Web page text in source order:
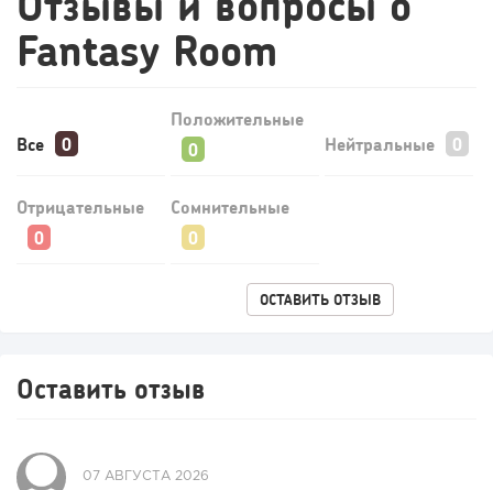
85
Fantasy Room
Все
Положительные
Нейтральные
Отрицательные Сомнительные
ОСТАВИТЬ ОТЗЫВ
Оставить отзыв
07 АВГУСТА 2026